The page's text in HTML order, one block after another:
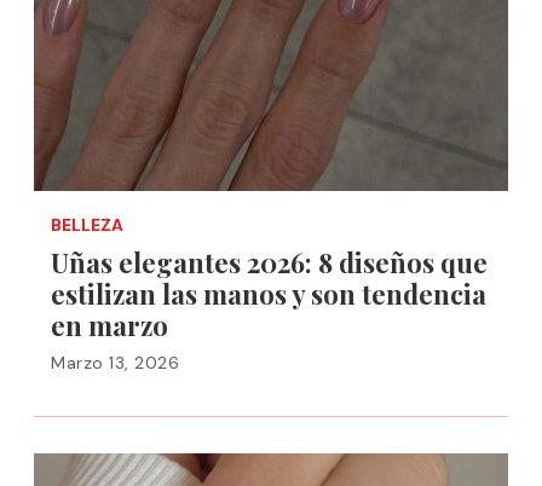
BELLEZA
Uñas elegantes 2026: 8 diseños que
estilizan las manos y son tendencia
en marzo
Marzo 13, 2026